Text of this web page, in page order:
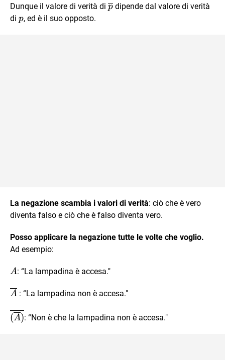
Dunque il valore di verità di \overline{p}
p dipende dal valore di verità
di p
p, ed è il suo opposto.
La negazione scambia i valori di verità: ciò che è vero
diventa falso e ciò che è falso diventa vero.
Posso applicare la negazione tutte le volte che voglio.
Ad esempio:
A
A: “La lampadina è accesa."
\overline{A}
A : “La lampadina non è accesa."
\overline{(
(A): “Non è che la lampadina non è accesa."